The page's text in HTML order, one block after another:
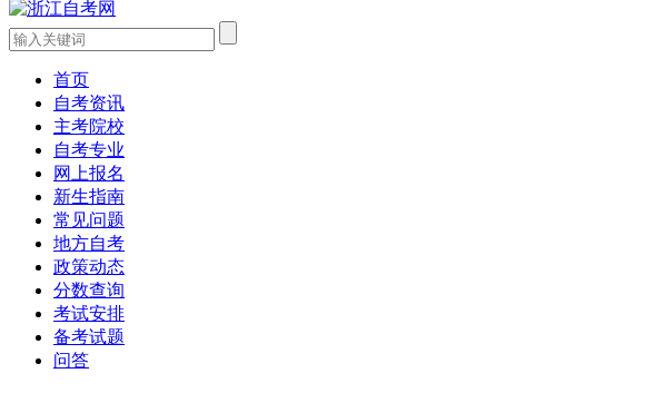
首页
自考资讯
主考院校
自考专业
网上报名
新生指南
常见问题
地方自考
政策动态
分数查询
考试安排
备考试题
问答